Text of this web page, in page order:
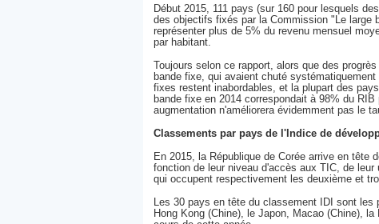
Début 2015, 111 pays (sur 160 pour lesquels
des objectifs fixés par la Commission "Le large
représenter plus de 5% du revenu mensuel
par habitant.
Toujours selon ce rapport, alors que des
bande fixe, qui avaient chuté
fixes restent inabordables, et la plupart des
bande fixe en 2014 correspondait à 98% du
augmentation n'améliorera évidemment pas le
Classements par pays de l'Indice de
En 2015, la République de Corée arrive en
fonction de leur niveau d'accès aux TIC, de
qui occupent respectivement les deuxième et
Les 30 pays en tête du classement IDI sont
Hong Kong (Chine), le Japon, Macao (Chine),